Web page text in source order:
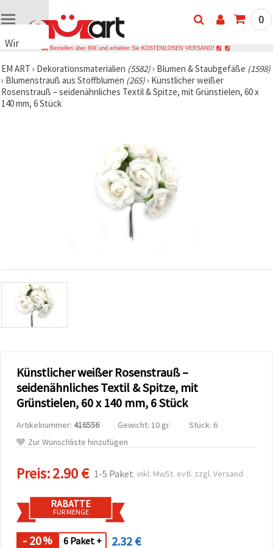
Wir
Cookies
🍪 Wir
verwenden
Cookies
Datenverkehr
zu
analysieren
sowie
relevantere
Inhalte und
Werbung
unserer
Partner für
Analyse
und
Marketing.
Sie können
Cookies
oder Ihre
Auswahl in
Einstellungen
individuell
festlegen.
Ihre
Einwilligung
0
Bestellen über 80€ und erhalten Sie KOSTENLOSEN VERSAND!
EM ART › Dekorationsmaterialien (5582)› Blumen & Staubgefäße (1598)
› Blumenstrauß aus Stoffblumen (265)› Künstlicher weißer
Rosenstrauß – seidenähnliches Textil & Spitze, mit Grünstielen, 60 x
140 mm, 6 Stück
Künstlicher weißer Rosenstrauß –
seidenähnliches Textil & Spitze, mit
Grünstielen, 60 x 140 mm, 6 Stück
Artikelnummer: 416556 Gewicht: 10 gr.
Stück: 6
Zur Wunschliste hinzufügen
Preis:2.90 € 1-5 Paket inkl. MwSt. evtl. zzgl. Versand
RABATTE
FÜR MENGE
- 20% 6 Paket + 2.32 €